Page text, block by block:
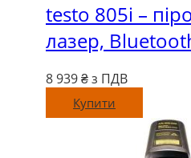
testo 805i –
лазер,
8 939₴ з ПДВ
Купити